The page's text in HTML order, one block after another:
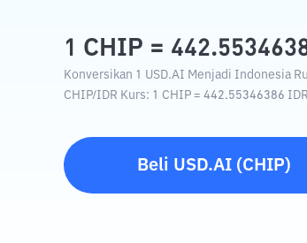
1 CHIP =
Konversikan 1 USD.AI Menjadi Indonesia
CHIP/IDR Kurs: 1 CHIP = 442.55346386 IDR
Beli USD.AI (CHIP)